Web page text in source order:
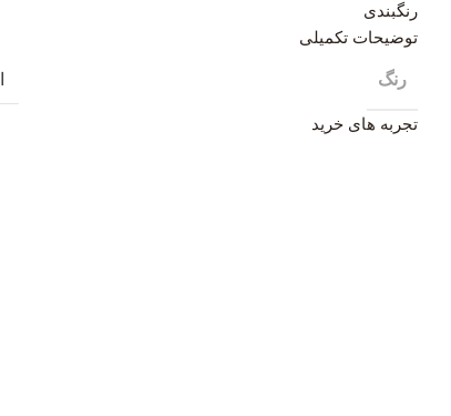
رنگبندی
توضیحات تکمیلی
رنگ
تجربه های خرید